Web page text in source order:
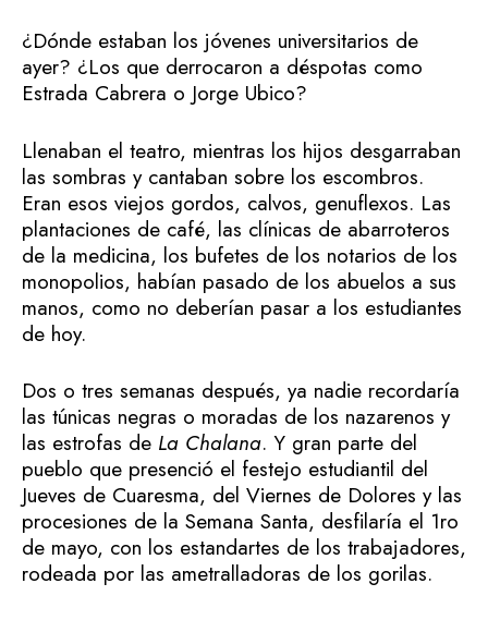
¿Dónde estaban los jóvenes universitarios de
ayer? ¿Los que derrocaron a déspotas como
Estrada Cabrera o Jorge Ubico?
Llenaban el teatro, mientras los hijos desgarraban
las sombras y cantaban sobre los escombros.
Eran esos viejos gordos, calvos, genuflexos. Las
plantaciones de café, las clínicas de abarroteros
de la medicina, los bufetes de los notarios de los
monopolios, habían pasado de los abuelos a sus
manos, como no deberían pasar a los estudiantes
de hoy.
Dos o tres semanas después, ya nadie recordaría
las túnicas negras o moradas de los nazarenos y
las estrofas de La Chalana. Y gran parte del
pueblo que presenció el festejo estudiantil del
Jueves de Cuaresma, del Viernes de Dolores y las
procesiones de la Semana Santa, desfilaría el 1ro
de mayo, con los estandartes de los trabajadores,
rodeada por las ametralladoras de los gorilas.